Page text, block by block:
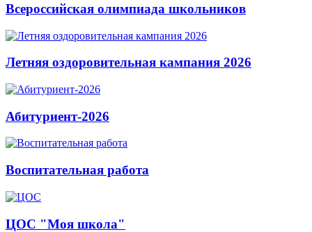
Всероссийская олимпиада школьников
Летняя оздоровительная кампания 2026
Абитуриент-2026
Воспитательная работа
ЦОС "Моя школа"